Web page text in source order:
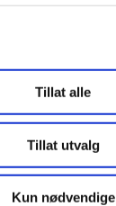
Tillat alle
Tillat utvalg
Kun nødvendige
nyttig?